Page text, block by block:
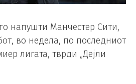
напушти Манчестер Сити,
во недела, по последниот
лигата, тврди „Дејли